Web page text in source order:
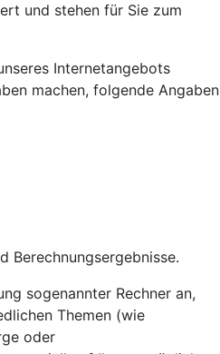
und stehen für Sie zum
Internetangebots
machen, folgende Angaben
Berechnungsergebnisse.
sogenannter Rechner an,
Themen (wie
oder